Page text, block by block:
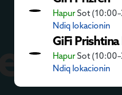
HapurSot
Ndiq lokacionin
GiFi Prishtina
HapurSot
Ndiq lokacionin